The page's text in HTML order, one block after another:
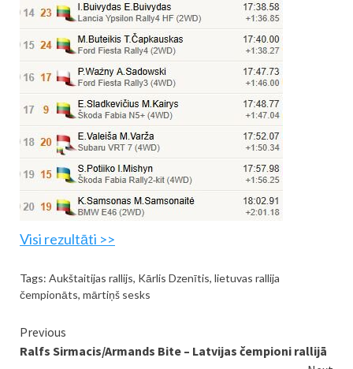
Visi rezultāti >>
Tags: Aukštaitijas rallijs, Kārlis Dzenītis, lietuvas rallija
čempionāts, mārtiņš sesks
Continue
Reading
Previous
Ralfs Sirmacis/Armands Bite – Latvijas čempioni rallijā